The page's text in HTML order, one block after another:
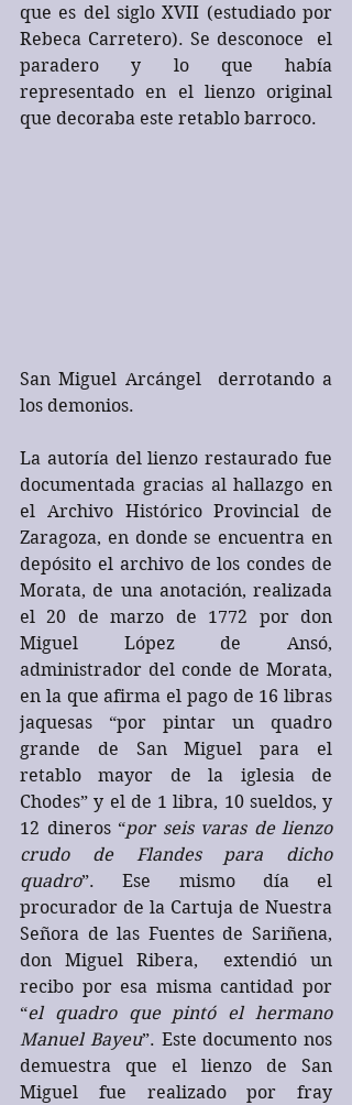
que es del siglo XVII (estudiado por
Rebeca Carretero). Se desconoce  el
paradero y lo que había
representado en el lienzo original
que decoraba este retablo barroco.
San Miguel Arcángel  derrotando a
los demonios.
La autoría del lienzo restaurado fue
documentada gracias al hallazgo en
el Archivo Histórico Provincial de
Zaragoza, en donde se encuentra en
depósito el archivo de los condes de
Morata, de una anotación, realizada
el 20 de marzo de 1772 por don
Miguel López de Ansó,
administrador del conde de Morata,
en la que afirma el pago de 16 libras
jaquesas “por pintar un quadro
grande de San Miguel para el
retablo mayor de la iglesia de
Chodes” y el de 1 libra, 10 sueldos, y
12 dineros “por seis varas de lienzo
crudo de Flandes para dicho
quadro”. Ese mismo día el
procurador de la Cartuja de Nuestra
Señora de las Fuentes de Sariñena,
don Miguel Ribera,  extendió un
recibo por esa misma cantidad por
“el quadro que pintó el hermano
Manuel Bayeu”. Este documento nos
demuestra que el lienzo de San
Miguel fue realizado por fray